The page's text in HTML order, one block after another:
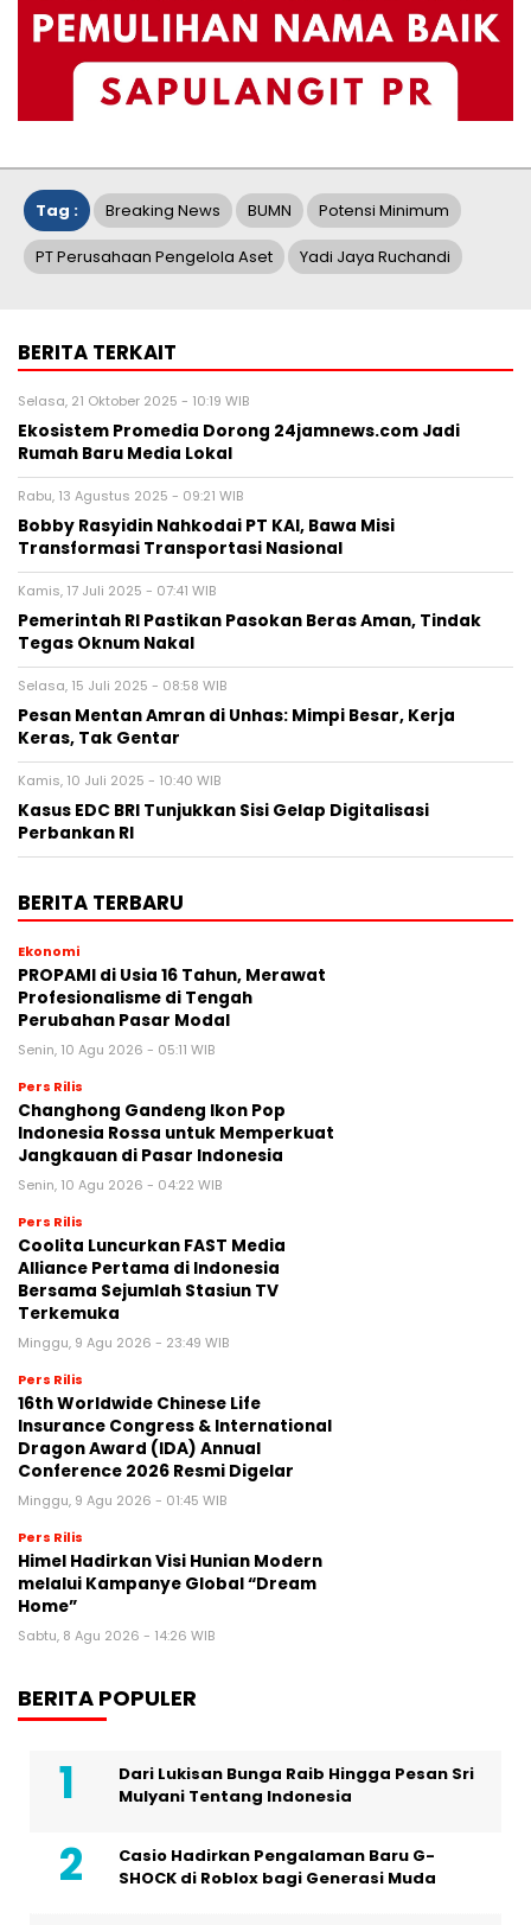
Tag : Breaking News BUMN Potensi Minimum
PT Perusahaan Pengelola Aset Yadi Jaya Ruchandi
BERITA TERKAIT
Selasa, 21 Oktober 2025 - 10:19 WIB
Ekosistem Promedia Dorong 24jamnews.com Jadi
Rumah Baru Media Lokal
Rabu, 13 Agustus 2025 - 09:21 WIB
Bobby Rasyidin Nahkodai PT KAI, Bawa Misi
Transformasi Transportasi Nasional
Kamis, 17 Juli 2025 - 07:41 WIB
Pemerintah RI Pastikan Pasokan Beras Aman, Tindak
Tegas Oknum Nakal
Selasa, 15 Juli 2025 - 08:58 WIB
Pesan Mentan Amran di Unhas: Mimpi Besar, Kerja
Keras, Tak Gentar
Kamis, 10 Juli 2025 - 10:40 WIB
Kasus EDC BRI Tunjukkan Sisi Gelap Digitalisasi
Perbankan RI
BERITA TERBARU
Ekonomi
PROPAMI di Usia 16 Tahun, Merawat
Profesionalisme di Tengah
Perubahan Pasar Modal
Senin, 10 Agu 2026 - 05:11 WIB
Pers Rilis
Changhong Gandeng Ikon Pop
Indonesia Rossa untuk Memperkuat
Jangkauan di Pasar Indonesia
Senin, 10 Agu 2026 - 04:22 WIB
Pers Rilis
Coolita Luncurkan FAST Media
Alliance Pertama di Indonesia
Bersama Sejumlah Stasiun TV
Terkemuka
Minggu, 9 Agu 2026 - 23:49 WIB
Pers Rilis
16th Worldwide Chinese Life
Insurance Congress & International
Dragon Award (IDA) Annual
Conference 2026 Resmi Digelar
Minggu, 9 Agu 2026 - 01:45 WIB
Pers Rilis
Himel Hadirkan Visi Hunian Modern
melalui Kampanye Global “Dream
Home”
Sabtu, 8 Agu 2026 - 14:26 WIB
BERITA POPULER
Dari Lukisan Bunga Raib Hingga Pesan Sri
Mulyani Tentang Indonesia
Casio Hadirkan Pengalaman Baru G-
SHOCK di Roblox bagi Generasi Muda